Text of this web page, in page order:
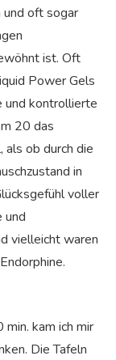
und oft sogar
ist. Oft
Power Gels
und kontrollierte
20 das
als ob durch die
in
voller
und
vielleicht waren
kam ich mir
Die Tafeln